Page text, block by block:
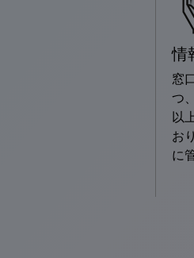
情
窓
つ
以
お
に